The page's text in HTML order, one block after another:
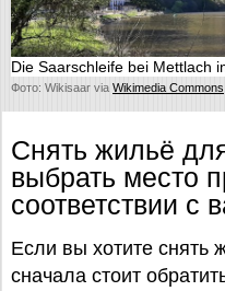
Die Saarschleife bei Mettlach
Фото: Wikisaar via Wikimedia Commons
Снять жильё
выбрать место
соответствии
Если вы хотите снять
сначала стоит